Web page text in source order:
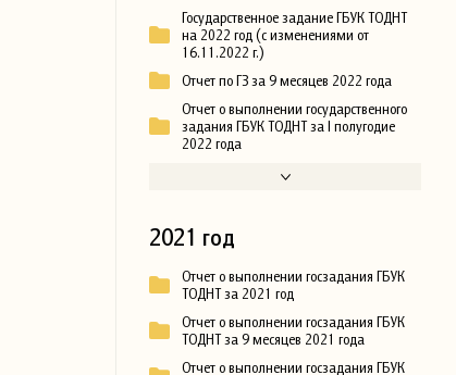
Государственное задание ГБУК ТОДНТ
на 2022 год (с изменениями от
16.11.2022 г.)
Отчет по ГЗ за 9 месяцев 2022 года
Отчет о выполнении государственного
задания ГБУК ТОДНТ за I полугодие
2022 года
2021 год
Отчет о выполнении госзадания ГБУК
ТОДНТ за 2021 год
Отчет о выполнении госзадания ГБУК
ТОДНТ за 9 месяцев 2021 года
Отчет о выполнении госзадания ГБУК